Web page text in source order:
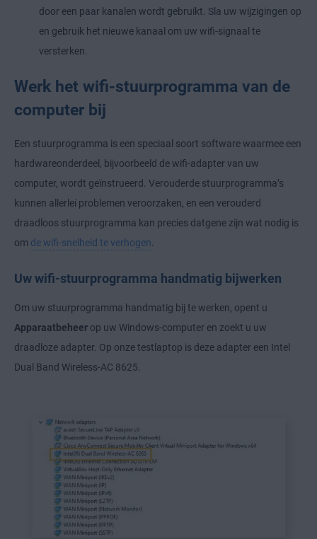
door een paar kanalen wordt gebruikt. Sla uw wijzigingen op
en gebruik het nieuwe kanaal om uw wifi-signaal te
versterken.
Werk het wifi-stuurprogramma van de
computer bij
Een stuurprogramma is een speciaal soort software waarmee een
hardwareonderdeel, bijvoorbeeld de wifi-adapter van uw
computer, wordt geïnstrueerd. Verouderde stuurprogramma’s
kunnen allerlei problemen veroorzaken, en een verouderd
draadloos stuurprogramma kan precies datgene zijn wat nodig is
om de wifi-snelheid te verhogen
Uw wifi-stuurprogramma handmatig bijwerken
Om uw stuurprogramma handmatig bij te werken, opent u
Apparaatbeheer op uw Windows-computer en zoekt u uw
draadloze adapter. Op onze testlaptop is deze adapter een Intel
Dual Band Wireless-AC 8625.